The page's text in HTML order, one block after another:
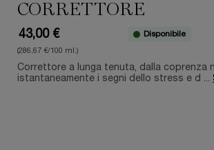
CORRETTORE
43,00 €
(286,67 €/100 ml.)
Disponibile
Correttore a lunga tenuta, dalla coprenza
istantaneamente i segni dello stress e d ...